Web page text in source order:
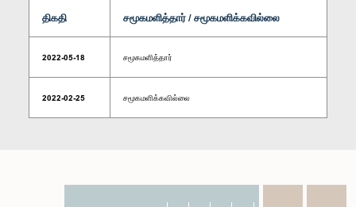
திகதி சமூகமளித்தார் / சமூகமளிக்கவில்லை
2022-05-18 சமூகமளித்தார்
2022-02-25 சமூகமளிக்கவில்லை